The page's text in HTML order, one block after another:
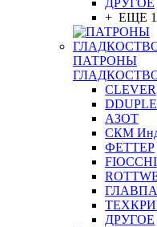
ДРУГОЕ
+ ЕЩЕ
ПАТРОНЫ
CLEVER
АЗОТ
СКМ
ФЕТТЕР
FIOCCHI
ДРУГОЕ